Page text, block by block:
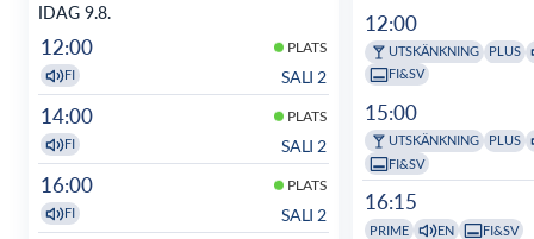
IDAG 9.8.
12:00 PLATS
FI SALI 2
14:00 PLATS
FI SALI 2
16:00 PLATS
FI SALI 2
12:00
UTSKÄNKNING
PLUS
FI&SV
15:00
UTSKÄNKNING
PLUS
FI&SV
16:15
PRIME EN FI&SV